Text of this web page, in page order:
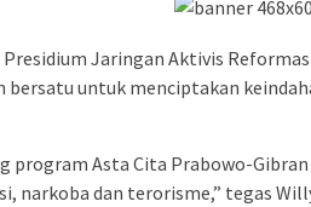
Presidium Jaringan Aktivis
bersatu untuk menciptakan
program Asta Cita Prabowo-
narkoba dan terorisme,” tegas